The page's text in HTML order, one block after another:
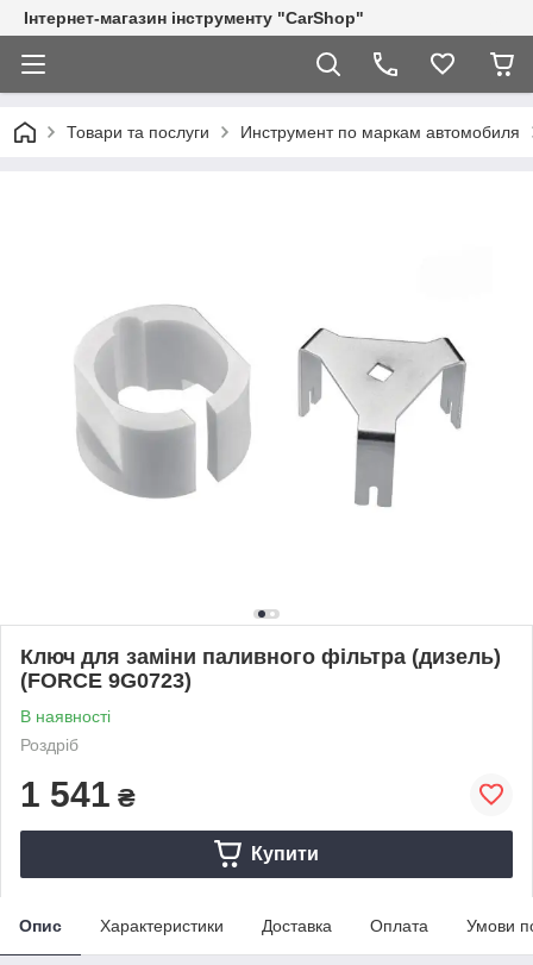
Інтернет-магазин інструменту "CarShop"
Товари та послуги Инструмент по маркам автомобиля
Ключ для заміни паливного фільтра (дизель)
(FORCE 9G0723)
В наявності
Роздріб
1 541 ₴
Купити
Опис Характеристики Доставка Оплата Умови